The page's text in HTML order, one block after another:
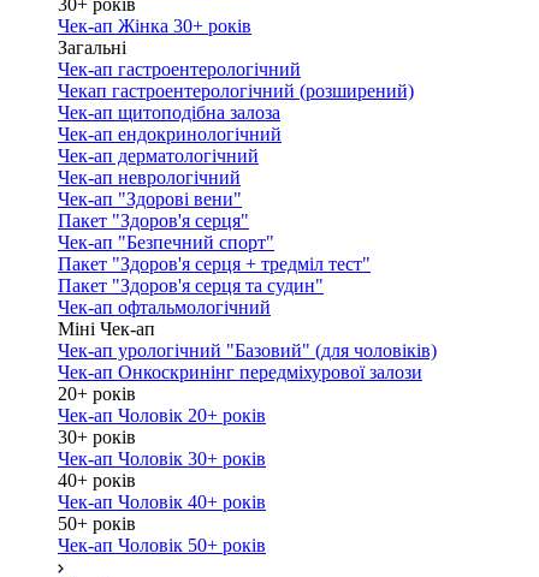
30+ років
Чек-ап Жінка 30+ років
Загальні
Чек-ап гастроентерологічний
Чекап гастроентерологічний (розширений)
Чек-ап щитоподібна залоза
Чек-ап ендокринологічний
Чек-ап дерматологічний
Чек-ап неврологічний
Чек-ап "Здорові вени"
Пакет "Здоров'я серця"
Чек-ап "Безпечний спорт"
Пакет "Здоров'я серця + тредміл тест"
Пакет "Здоров'я серця та судин"
Чек-ап офтальмологічний
Міні Чек-ап
Чек-ап урологічний "Базовий" (для чоловіків)
Чек-ап Онкоскринінг передміхурової залози
20+ років
Чек-ап Чоловік 20+ років
30+ років
Чек-ап Чоловік 30+ років
40+ років
Чек-ап Чоловік 40+ років
50+ років
Чек-ап Чоловік 50+ років